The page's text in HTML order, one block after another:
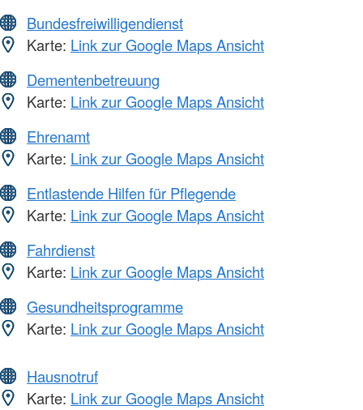
Bundesfreiwilligendienst
Karte: Link zur Google Maps Ansicht
Dementenbetreuung
Karte: Link zur Google Maps Ansicht
Ehrenamt
Karte: Link zur Google Maps Ansicht
Entlastende Hilfen für Pflegende
Karte: Link zur Google Maps Ansicht
Fahrdienst
Karte: Link zur Google Maps Ansicht
Gesundheitsprogramme
Karte: Link zur Google Maps Ansicht
Hausnotruf
Karte: Link zur Google Maps Ansicht